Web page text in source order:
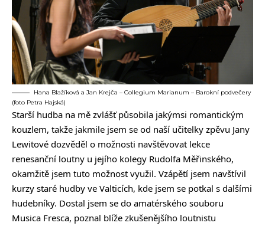
Hana Blažíková a Jan Krejča – Collegium Marianum – Barokní podvečery
(foto Petra Hajská)
Starší hudba na mě zvlášť působila jakýmsi romantickým
kouzlem, takže jakmile jsem se od naší učitelky zpěvu Jany
Lewitové dozvěděl o možnosti navštěvovat lekce
renesanční loutny u jejího kolegy Rudolfa Měřinského,
okamžitě jsem tuto možnost využil. Vzápětí jsem navštívil
kurzy staré hudby ve Valticích, kde jsem se potkal s dalšími
hudebníky. Dostal jsem se do amatérského souboru
Musica Fresca, poznal blíže zkušenějšího loutnistu